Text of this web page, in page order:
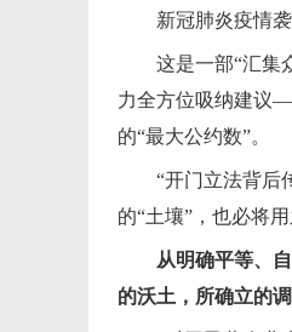
新冠肺炎疫情
这是一部“汇集
力全方位吸纳建议
的“最大公约数”。
“开门立法背后
的“土壤”，也必将
从明确平等、
的沃土，所确立的